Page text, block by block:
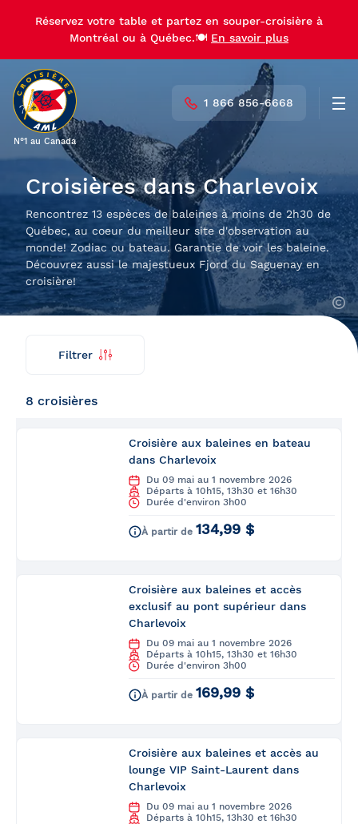
Réservez votre table et partez en souper-croisière à
Montréal ou à Québec.🍽️ En savoir plus
Réservez votre table et partez en souper-croisière à
Montréal ou à Québec.🍽️ En savoir plus
N°1 au Canada
1 866 856-6668
Croisières dans Charlevoix
Rencontrez 13 espèces de baleines à moins de 2h30 de
Québec, au coeur du meilleur site d'observation au
monde! Zodiac ou bateau. Garantie de voir les baleine.
Découvrez aussi le majestueux Fjord du Saguenay en
croisière!
Filtrer
8 croisières
Croisière aux baleines en bateau
dans Charlevoix
Du 09 mai au 1 novembre 2026
Départs à 10h15, 13h30 et 16h30
Durée d'environ 3h00
À partir de 134,99 $
Croisière aux baleines et accès
exclusif au pont supérieur dans
Charlevoix
Du 09 mai au 1 novembre 2026
Départs à 10h15, 13h30 et 16h30
Durée d'environ 3h00
À partir de 169,99 $
Croisière aux baleines et accès au
lounge VIP Saint-Laurent dans
Charlevoix
Du 09 mai au 1 novembre 2026
Départs à 10h15, 13h30 et 16h30